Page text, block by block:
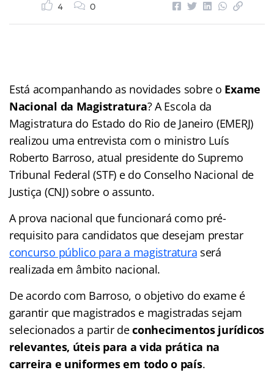
4 0
Está acompanhando as novidades sobre o Exame
Nacional da Magistratura? A Escola da
Magistratura do Estado do Rio de Janeiro (EMERJ)
realizou uma entrevista com o ministro Luís
Roberto Barroso, atual presidente do Supremo
Tribunal Federal (STF) e do Conselho Nacional de
Justiça (CNJ) sobre o assunto.
A prova nacional que funcionará como pré-
requisito para candidatos que desejam prestar
concurso público para a magistratura será
realizada em âmbito nacional.
De acordo com Barroso, o objetivo do exame é
garantir que magistrados e magistradas sejam
selecionados a partir deconhecimentos jurídicos
relevantes, úteis para a vida prática na
carreira e uniformes em todo o país.